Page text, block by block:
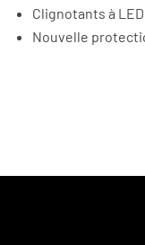
Clignotants à
Nouvelle